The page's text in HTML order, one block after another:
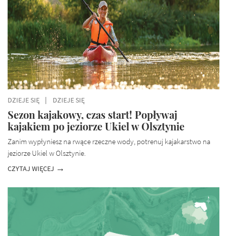
DZIEJE SIĘ DZIEJE SIĘ
Sezon kajakowy, czas start! Popływaj
kajakiem po jeziorze Ukiel w Olsztynie
Zanim wypłyniesz na rwące rzeczne wody, potrenuj kajakarstwo na
jeziorze Ukiel w Olsztynie.
CZYTAJ WIĘCEJ